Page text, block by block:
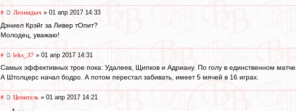
# Леонидыч » 01 апр 2017 14:33
Дэниел Крэйг за Ливер тОпит?
Молодец, уважаю!
# leks_37 » 01 апр 2017 14:31
Самых эффективных трое пока: Удалеев, Щипков и Адриану. По голу в единственном матче.
А Штолцерс начал бодро. А потом перестал забивать, имеет 5 мячей в 16 играх.
# Ценитель » 01 апр 2017 14:21